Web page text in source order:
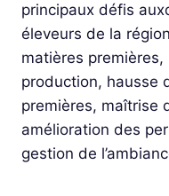
principaux défis
éleveurs de la
matières
production, hausse
premières, maîtrise
amélioration des
gestion de